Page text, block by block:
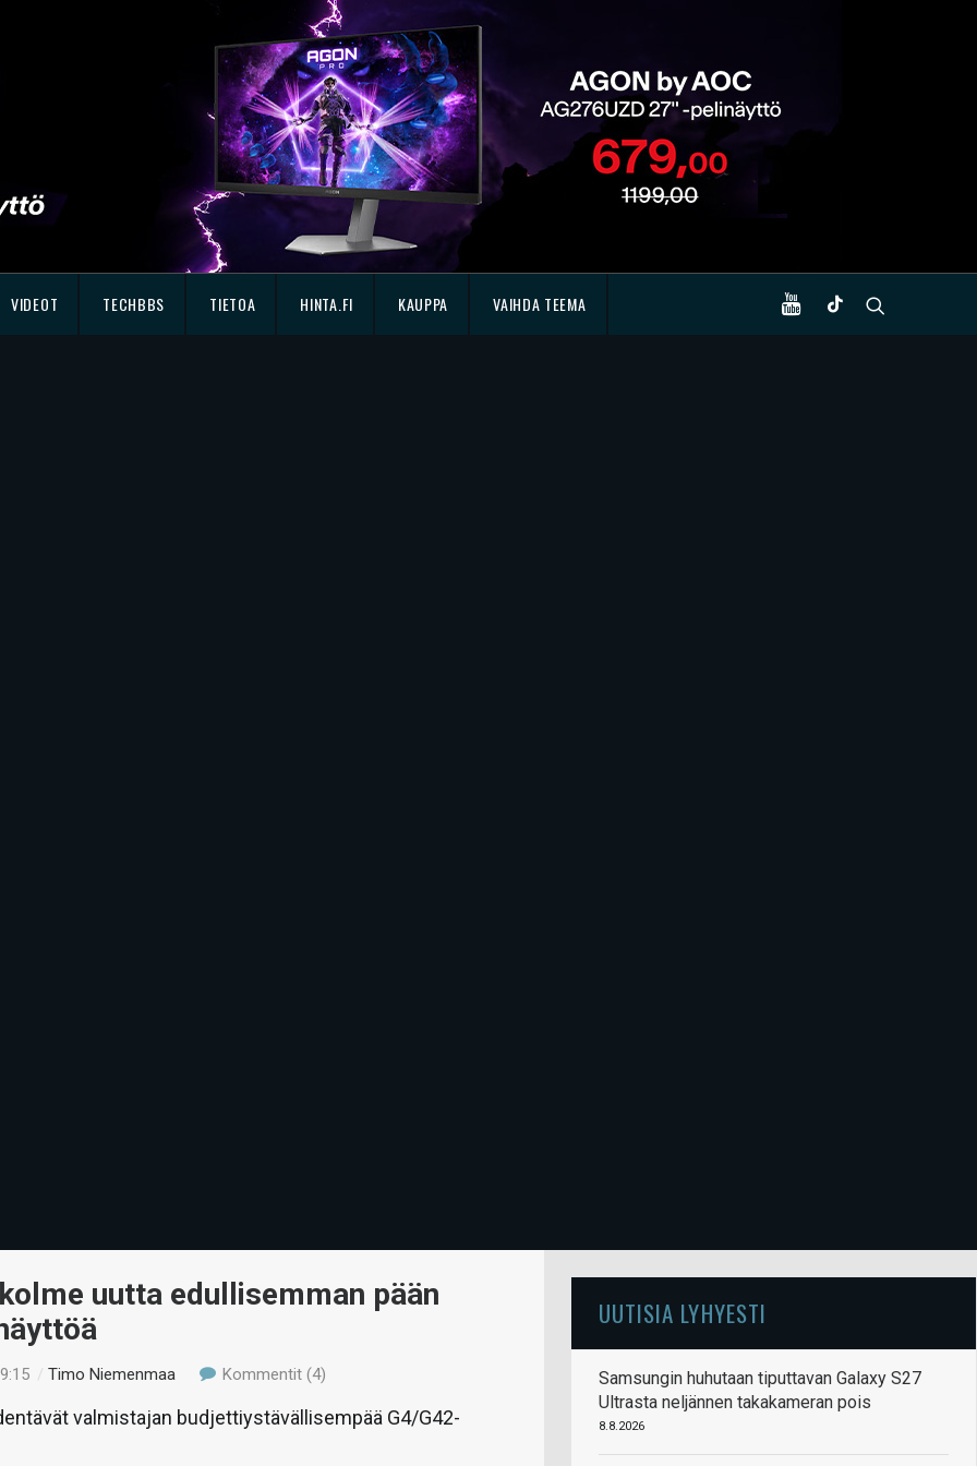
VIDEOT TECHBBS TIETOA HINTA.FI KAUPPA VAIHDA TEEMA
uutta edullisemman pään
/Timo Niemenmaa Kommentit (4)
valmistajan budjettiystävällisempää G4/G42-
UUTISIA LYHYESTI
Samsungin huhutaan tiputtavan Galaxy S27
Ultrasta neljännen takakameran pois
8.8.2026